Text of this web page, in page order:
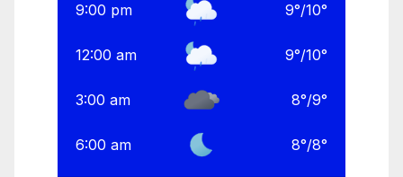
9:00 pm 9°/10°
12:00 am 9°/10°
3:00 am 8°/9°
6:00 am 8°/8°